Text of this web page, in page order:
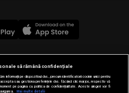
INTERNATIONAL SA, Toate
rezervate.
să rămână confidențiale
informații pe dispozitivul dvs., precum identificatorii cookie unici pentru
sau gestiona preferințele dvs. făcând clic mai jos, respectiv vă
pe pagina cu politica de confidențialitate. Aceste alegeri vor fi
Mai multe detalii